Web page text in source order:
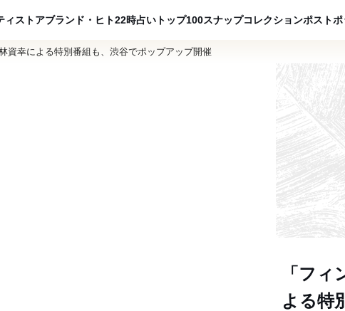
ィ ストアブランド・ヒト22時占い トップ100スナップコレクションポストポ
資幸による特別番組も、渋谷でポップアップ開催
「フ
よる特